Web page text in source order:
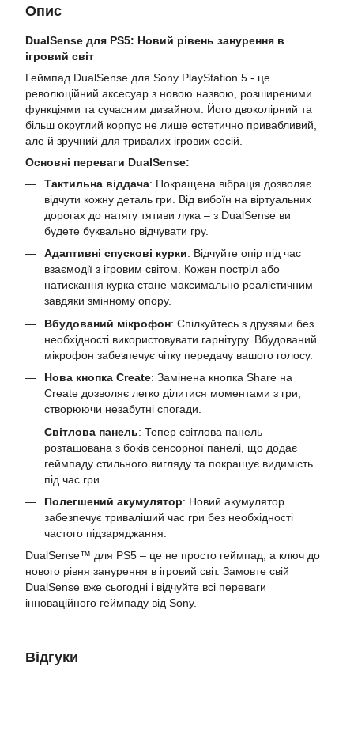
Опис
DualSense для PS5: Новий рівень занурення в
ігровий світ
Геймпад DualSense для Sony PlayStation 5 - це
революційний аксесуар з новою назвою, розширеними
функціями та сучасним дизайном. Його двоколірний та
більш округлий корпус не лише естетично привабливий,
але й зручний для тривалих ігрових сесій.
Основні переваги DualSense:
Тактильна віддача: Покращена вібрація дозволяє
відчути кожну деталь гри. Від вибоїн на віртуальних
дорогах до натягу тятиви лука – з DualSense ви
будете буквально відчувати гру.
Адаптивні спускові курки: Відчуйте опір під час
взаємодії з ігровим світом. Кожен постріл або
натискання курка стане максимально реалістичним
завдяки змінному опору.
Вбудований мікрофон: Спілкуйтесь з друзями без
необхідності використовувати гарнітуру. Вбудований
мікрофон забезпечує чітку передачу вашого голосу.
Нова кнопка Create: Замінена кнопка Share на
Create дозволяє легко ділитися моментами з гри,
створюючи незабутні спогади.
Світлова панель: Тепер світлова панель
розташована з боків сенсорної панелі, що додає
геймпаду стильного вигляду та покращує видимість
під час гри.
Полегшений акумулятор: Новий акумулятор
забезпечує триваліший час гри без необхідності
частого підзаряджання.
DualSense™ для PS5 – це не просто геймпад, а ключ до
нового рівня занурення в ігровий світ. Замовте свій
DualSense вже сьогодні і відчуйте всі переваги
інноваційного геймпаду від Sony.
Відгуки